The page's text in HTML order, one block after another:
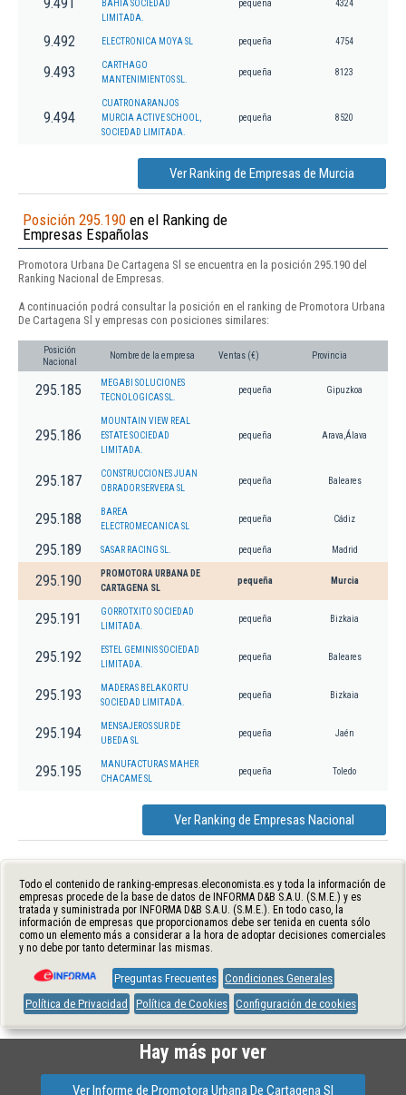
9.491
BAHIA SOCIEDAD
LIMITADA.
pequeña 4324
9.492 ELECTRONICA MOYA SL pequeña 4754
9.493
CARTHAGO
MANTENIMIENTOS SL.
pequeña 8123
9.494
CUATRONARANJOS
MURCIA ACTIVE SCHOOL,
SOCIEDAD LIMITADA.
pequeña 8520
Ver Ranking de Empresas de Murcia
Posición 295.190 en el Ranking de
Empresas Españolas
Promotora Urbana De Cartagena Sl se encuentra en la posición 295.190 del
Ranking Nacional de Empresas.
A continuación podrá consultar la posición en el ranking de Promotora Urbana
De Cartagena Sl y empresas con posiciones similares:
Posición
Nacional
Nombre de la empresa Ventas (€) Provincia
295.185
MEGABI SOLUCIONES
TECNOLOGICAS SL.
pequeña Gipuzkoa
295.186
MOUNTAIN VIEW REAL
ESTATE SOCIEDAD
LIMITADA.
pequeña Arava,Álava
295.187
CONSTRUCCIONES JUAN
OBRADOR SERVERA SL
pequeña Baleares
295.188
BAREA
ELECTROMECANICA SL
pequeña Cádiz
295.189 SASAR RACING SL. pequeña Madrid
295.190
PROMOTORA URBANA DE
CARTAGENA SL
pequeña Murcia
295.191
GORROTXITO SOCIEDAD
LIMITADA.
pequeña Bizkaia
295.192
ESTEL GEMINIS SOCIEDAD
LIMITADA.
pequeña Baleares
295.193
MADERAS BELAKORTU
SOCIEDAD LIMITADA.
pequeña Bizkaia
295.194
MENSAJEROS SUR DE
UBEDA SL
pequeña Jaén
295.195
MANUFACTURAS MAHER
CHACAME SL
pequeña Toledo
Ver Ranking de Empresas Nacional
Todo el contenido de ranking-empresas.eleconomista.es y toda la información de
empresas procede de la base de datos de INFORMA D&B S.A.U. (S.M.E.) y es
tratada y suministrada por INFORMA D&B S.A.U. (S.M.E.). En todo caso, la
información de empresas que proporcionamos debe ser tenida en cuenta sólo
como un elemento más a considerar a la hora de adoptar decisiones comerciales
y no debe por tanto determinar las mismas.
Preguntas Frecuentes Condiciones Generales
Política de Privacidad
Política de Cookies Configuración de cookies
Hay más por ver
Ver Informe de Promotora Urbana De Cartagena Sl